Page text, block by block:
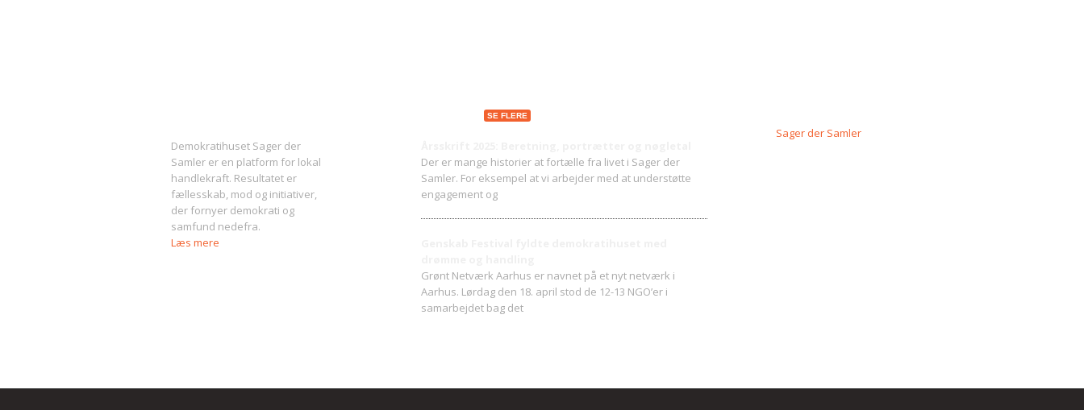
Demokratihuset Sager der
Samler er en platform for lokal
handlekraft. Resultatet er
fællesskab, mod og initiativer,
der fornyer demokrati og
samfund nedefra.
Læs mere
SE FLERE
Der er mange historier at fortælle fra livet i Sager der
Samler. For eksempel at vi arbejder med at understøtte
engagement og
Grønt Netværk Aarhus er navnet på et nyt netværk i
Aarhus. Lørdag den 18. april stod de 12-13 NGO’er i
samarbejdet bag det
Sager der Samler